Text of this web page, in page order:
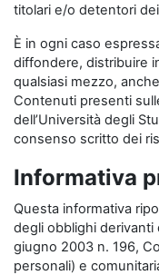
titolari e/o detentori
È in ogni caso
diffondere, distribuire
qualsiasi mezzo,
Contenuti presenti
dell’Università degli
consenso scritto dei
Informativa
Questa informativa
degli obblighi derivanti
giugno 2003 n. 196,
personali) e